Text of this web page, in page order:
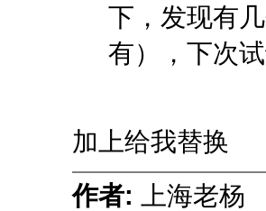
下，发现有
有），下次
加上给我替换
作者:
上海老杨